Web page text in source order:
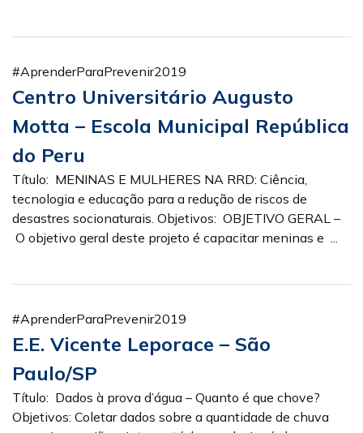
#AprenderParaPrevenir2019
Centro Universitário Augusto
Motta – Escola Municipal República
do Peru
Título: MENINAS E MULHERES NA RRD: Ciência,
tecnologia e educação para a redução de riscos de
desastres socionaturais. Objetivos: OBJETIVO GERAL –
O objetivo geral deste projeto é capacitar meninas e ...
#AprenderParaPrevenir2019
E.E. Vicente Leporace – São
Paulo/SP
Título: Dados à prova d’água – Quanto é que chove?
Objetivos: Coletar dados sobre a quantidade de chuva